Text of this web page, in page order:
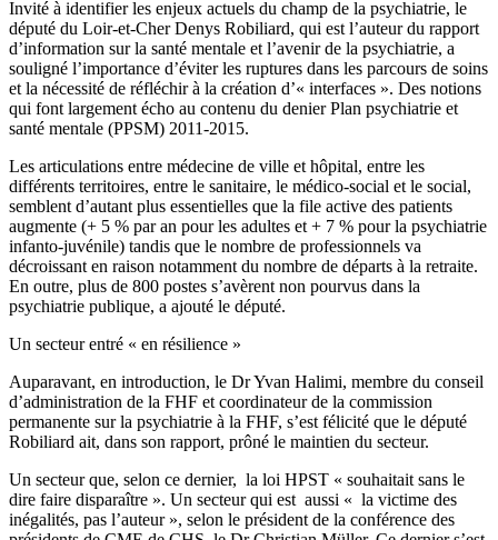
Invité à identifier les enjeux actuels du champ de la psychiatrie, le
député du Loir-et-Cher Denys Robiliard, qui est l’auteur du rapport
d’information sur la santé mentale et l’avenir de la psychiatrie, a
souligné l’importance d’éviter les ruptures dans les parcours de soins
et la nécessité de réfléchir à la création d’« interfaces ». Des notions
qui font largement écho au contenu du denier Plan psychiatrie et
santé mentale (PPSM) 2011-2015.
Les articulations entre médecine de ville et hôpital, entre les
différents territoires, entre le sanitaire, le médico-social et le social,
semblent d’autant plus essentielles que la file active des patients
augmente (+ 5 % par an pour les adultes et + 7 % pour la psychiatrie
infanto-juvénile) tandis que le nombre de professionnels va
décroissant en raison notamment du nombre de départs à la retraite.
En outre, plus de 800 postes s’avèrent non pourvus dans la
psychiatrie publique, a ajouté le député.
Un secteur entré « en résilience »
Auparavant, en introduction, le Dr Yvan Halimi, membre du conseil
d’administration de la FHF et coordinateur de la commission
permanente sur la psychiatrie à la FHF, s’est félicité que le député
Robiliard ait, dans son rapport, prôné le maintien du secteur.
Un secteur que, selon ce dernier, la loi HPST « souhaitait sans le
dire faire disparaître ». Un secteur qui est aussi « la victime des
inégalités, pas l’auteur », selon le président de la conférence des